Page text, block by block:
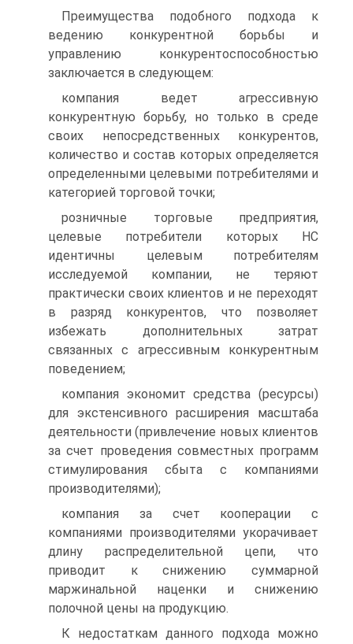
Преимущества подобного подхода к
ведению конкурентной борьбы и
управлению конкурентоспособностью
заключается в следующем:
компания ведет агрессивную
конкурентную борьбу, но только в среде
своих непосредственных конкурентов,
количество и состав которых определяется
определенными целевыми потребителями и
категорией торговой точки;
розничные торговые предприятия,
целевые потребители которых НС
идентичны целевым потребителям
исследуемой компании, не теряют
практически своих клиентов и не переходят
в разряд конкурентов, что позволяет
избежать дополнительных затрат
связанных с агрессивным конкурентным
поведением;
компания экономит средства (ресурсы)
для экстенсивного расширения масштаба
деятельности (привлечение новых клиентов
за счет проведения совместных программ
стимулирования сбыта с компаниями
производителями);
компания за счет кооперации с
компаниями производителями укорачивает
длину распределительной цепи, что
приводит к снижению суммарной
маржинальной наценки и снижению
полочной цены на продукцию.
К недостаткам данного подхода можно